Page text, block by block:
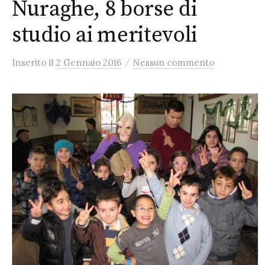
Nuraghe, 8 borse di
studio ai meritevoli
Inserito il 2 Gennaio 2016 / Nessun commento